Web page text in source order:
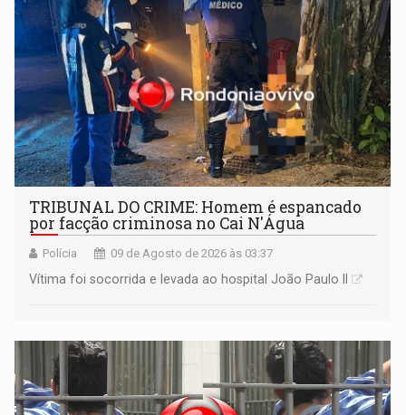
TRIBUNAL DO CRIME: Homem é espancado
por facção criminosa no Cai N'Água
Polícia 09 de Agosto de 2026 às 03:37
Vítima foi socorrida e levada ao hospital João Paulo II